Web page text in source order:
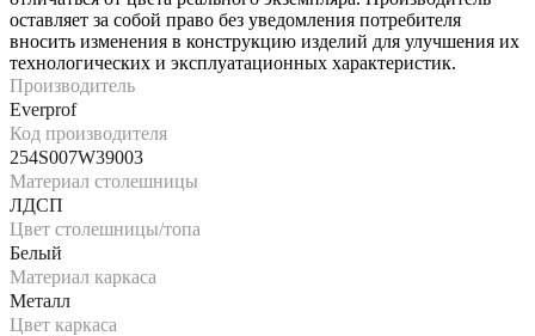
оставляет за собой право без уведомления потребителя
вносить изменения в конструкцию изделий для улучшения их
технологических и эксплуатационных характеристик.
Производитель
Everprof
Код производителя
254S007W39003
Материал столешницы
ЛДСП
Цвет столешницы/топа
Белый
Материал каркаса
Металл
Цвет каркаса